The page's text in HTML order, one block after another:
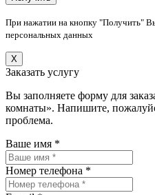
При нажатии на кнопку "Получить"
персональных данных
X
Заказать услугу
Вы заполняете форму для
комнаты». Напишите,
проблема.
Ваше имя *
Номер телефона *